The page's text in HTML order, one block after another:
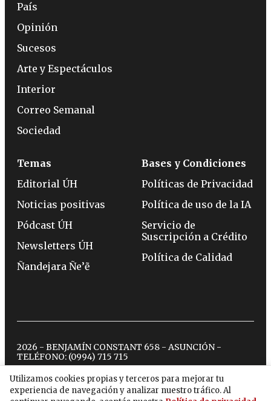
Utilizamos cookies propias y terceros para mejorar tu
experiencia de navegación y analizar nuestro tráfico. Al
País
Opinión
Sucesos
Arte y Espectáculos
Interior
Correo Semanal
Sociedad
Temas
Editorial ÚH
Noticias positivas
Pódcast ÚH
Newsletters ÚH
Ñandejara Ñe’ẽ
Bases y Condiciones
Políticas de Privacidad
Política de uso de la IA
Servicio de
Suscripción a Crédito
Política de Calidad
2026 - BENJAMÍN CONSTANT 658 - ASUNCIÓN -
TELÉFONO: (0994) 715 715
twitterinstagram
facebook
tiktokyoutubespotify